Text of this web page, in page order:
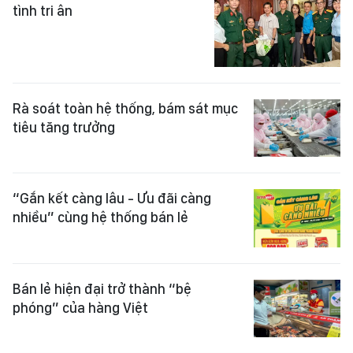
tình tri ân
Rà soát toàn hệ thống, bám sát mục
tiêu tăng trưởng
“Gắn kết càng lâu - Ưu đãi càng
nhiều” cùng hệ thống bán lẻ
Bán lẻ hiện đại trở thành “bệ
phóng” của hàng Việt